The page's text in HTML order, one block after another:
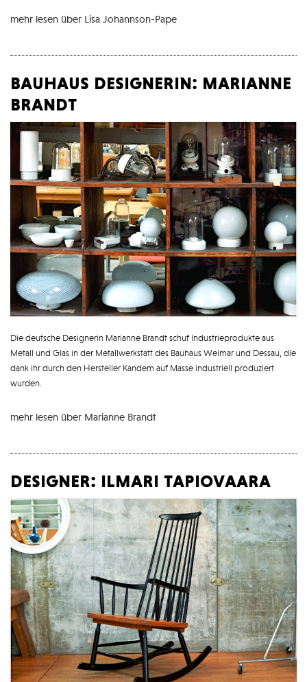
mehr lesen über Lisa Johannson-Pape
bauhaus designerin: marianne
brandt
Die deutsche Designerin Marianne Brandt schuf Industrieprodukte aus
Metall und Glas in der Metallwerkstatt des Bauhaus Weimar und Dessau, die
dank ihr durch den Hersteller Kandem auf Masse industriell produziert
wurden.
mehr lesen über Marianne Brandt
designer: ilmari tapiovaara